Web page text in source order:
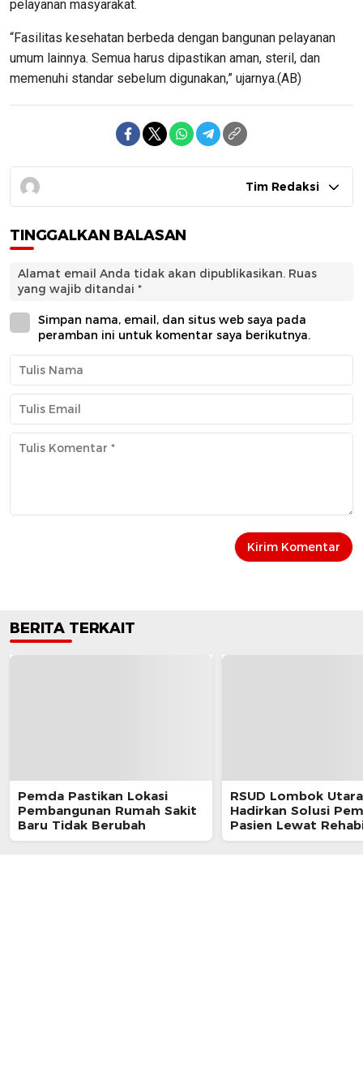
pelayanan masyarakat.
“Fasilitas kesehatan berbeda dengan bangunan pelayanan
umum lainnya. Semua harus dipastikan aman, steril, dan
memenuhi standar sebelum digunakan,” ujarnya.(AB)
Tim Redaksi
TINGGALKAN BALASAN
Alamat email Anda tidak akan dipublikasikan. Ruas
yang wajib ditandai *
Simpan nama, email, dan situs web saya pada
peramban ini untuk komentar saya berikutnya.
BERITA TERKAIT
Pemda Pastikan Lokasi
Pembangunan Rumah Sakit
Baru Tidak Berubah
RSUD Lombok Utara
Hadirkan Solusi
Pasien Lewat
Medik